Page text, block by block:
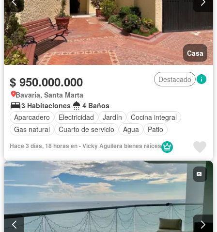
Casa
$ 950.000.000
Destacado
Bavaria, Santa Marta
3 Habitaciones
4 Baños
Aparcadero
Electricidad Jardín
Cocina integral
Gas natural
Cuarto de servicio Agua Patio
Hace 3 días, 18 horas en - Vicky Aguilera bienes raíces